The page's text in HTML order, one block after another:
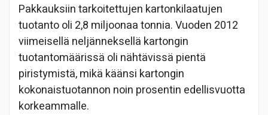
Pakkauksiin tarkoitettujen kartonkilaatujen
tuotanto oli 2,8 miljoonaa tonnia. Vuoden 2012
viimeisellä neljänneksellä kartongin
tuotantomäärissä oli nähtävissä pientä
piristymistä, mikä käänsi kartongin
kokonaistuotannon noin prosentin edellisvuotta
korkeammalle.